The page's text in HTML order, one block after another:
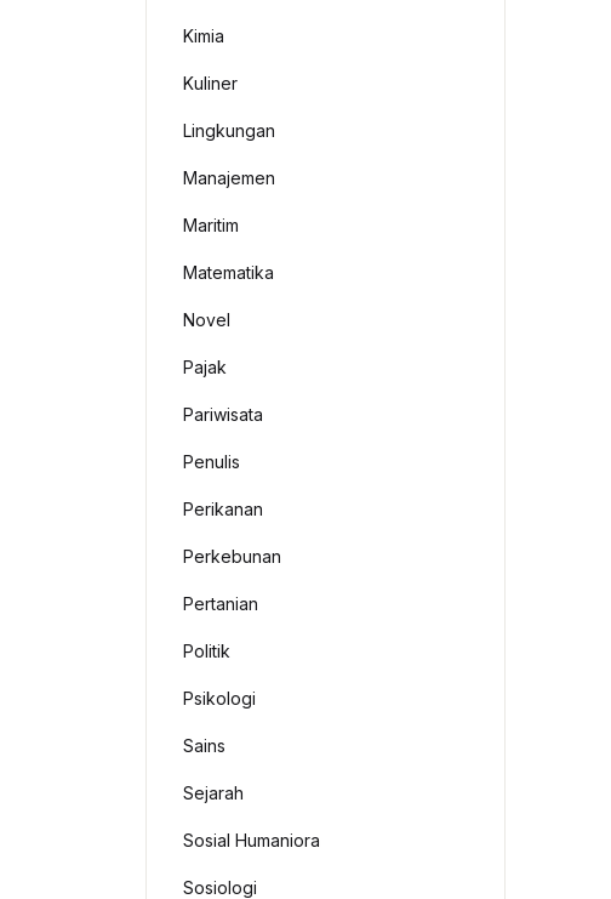
Kimia
Kuliner
Lingkungan
Manajemen
Maritim
Matematika
Novel
Pajak
Pariwisata
Penulis
Perikanan
Perkebunan
Pertanian
Politik
Psikologi
Sains
Sejarah
Sosial Humaniora
Sosiologi